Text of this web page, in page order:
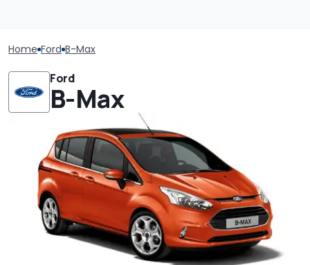
Home Ford B-Max
Ford
B-Max